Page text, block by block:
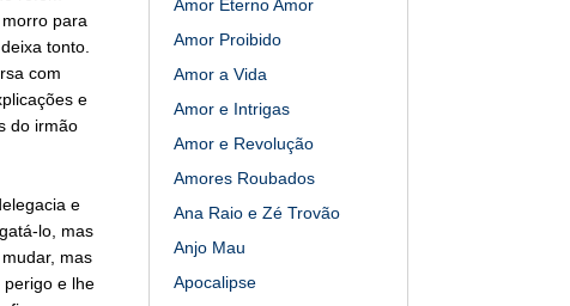
para
tonto.
com
e
do irmão
e
lo, mas
mas
e lhe
Amor Eterno Amor
Amor Proibido
Amor a Vida
Amor e Intrigas
Amor e Revolução
Amores Roubados
Ana Raio e Zé Trovão
Anjo Mau
Apocalipse